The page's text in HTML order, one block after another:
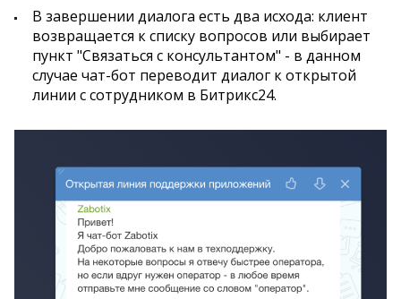
В завершении диалога есть два исхода: клиент
возвращается к списку вопросов или выбирает
пункт "Связаться с консультантом" - в данном
случае чат-бот переводит диалог к открытой
линии с сотрудником в Битрикс24.